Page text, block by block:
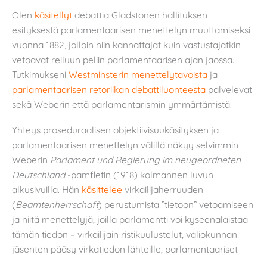
Olen käsitellyt debattia Gladstonen hallituksen
esityksestä parlamentaarisen menettelyn muuttamiseksi
vuonna 1882, jolloin niin kannattajat kuin vastustajatkin
vetoavat reiluun peliin parlamentaarisen ajan jaossa.
Tutkimukseni Westminsterin menettelytavoista ja
parlamentaarisen retoriikan debattiluonteesta palvelevat
sekä Weberin että parlamentarismin ymmärtämistä.
Yhteys proseduraalisen objektiivisuukäsityksen ja
parlamentaarisen menettelyn välillä näkyy selvimmin
Weberin Parlament und Regierung im neugeordneten
Deutschland-pamfletin (1918) kolmannen luvun
alkusivuilla. Hän käsittelee virkailijaherruuden
(Beamtenherrschaft) perustumista ”tietoon” vetoamiseen
ja niitä menettelyjä, joilla parlamentti voi kyseenalaistaa
tämän tiedon – virkailijain ristikuulustelut, valiokunnan
jäsenten pääsy virkatiedon lähteille, parlamentaariset